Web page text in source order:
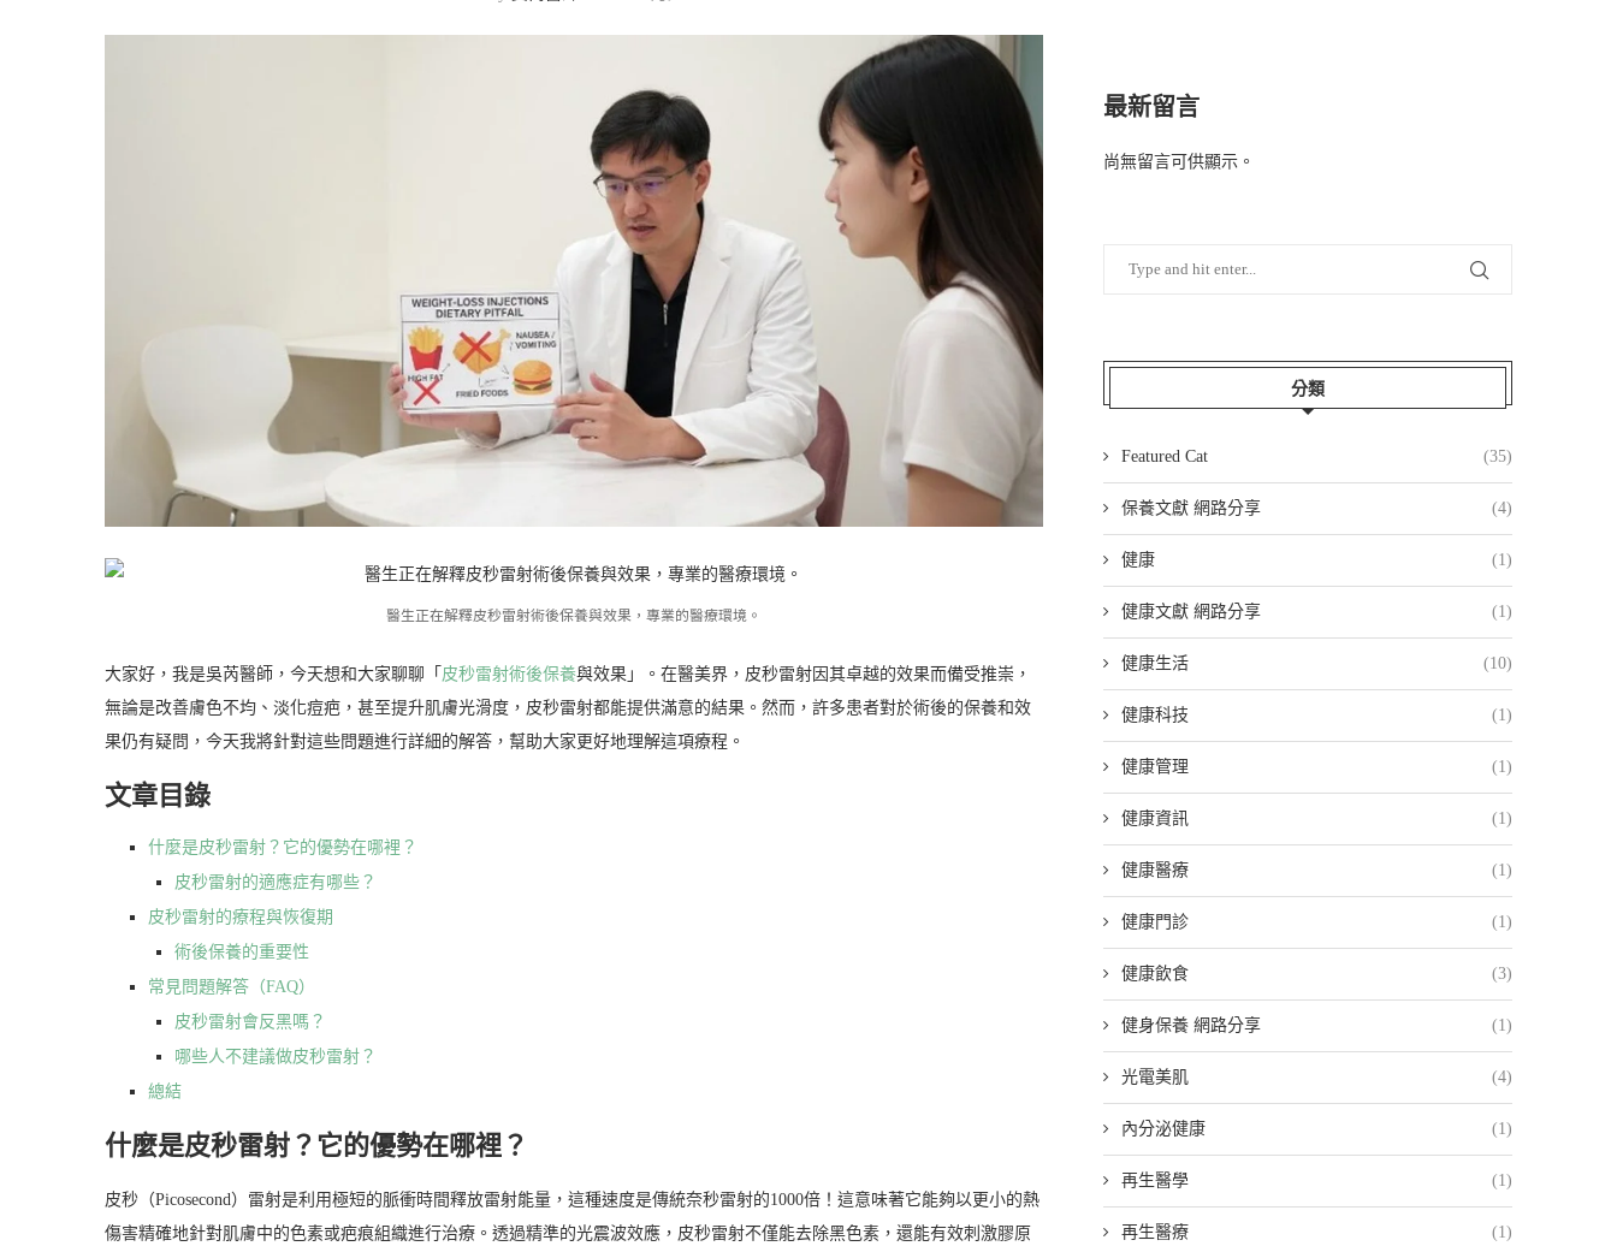
醫生正在解釋皮秒雷射術後保養與效果，專業的醫療環境。
大家好，我是吳芮醫師，今天想和大家聊聊「 皮秒雷射術後保養與效果」。在醫美界，皮秒雷射因其卓越的效果而備受推崇，
無論是改善膚色不均、淡化痘疤，甚至提升肌膚光滑度，皮秒雷射都能提供滿意的結果。然而，許多患者對於術後的保養和效
果仍有疑問，今天我將針對這些問題進行詳細的解答，幫助大家更好地理解這項療程。
文章目錄
什麼是皮秒雷射？它的優勢在哪裡？
皮秒雷射的適應症有哪些？
皮秒雷射的療程與恢復期
術後保養的重要性
常見問題解答（FAQ）
皮秒雷射會反黑嗎？
哪些人不建議做皮秒雷射？
總結
什麼是皮秒雷射？它的優勢在哪裡？
皮秒（Picosecond）雷射是利用極短的脈衝時間釋放雷射能量，這種速度是傳統奈秒雷射的1000倍！這意味著它能夠以更小的熱
傷害精確地針對肌膚中的色素或疤痕組織進行治療。透過精準的光震波效應，皮秒雷射不僅能去除黑色素，還能有效刺激膠原
最新留言
尚無留言可供顯示。
分類
Featured Cat (35)
保養文獻 網路分享 (4)
健康 (1)
健康文獻 網路分享 (1)
健康生活 (10)
健康科技 (1)
健康管理 (1)
健康資訊 (1)
健康醫療 (1)
健康門診 (1)
健康飲食 (3)
健身保養 網路分享 (1)
光電美肌 (4)
內分泌健康 (1)
再生醫學 (1)
再生醫療 (1)